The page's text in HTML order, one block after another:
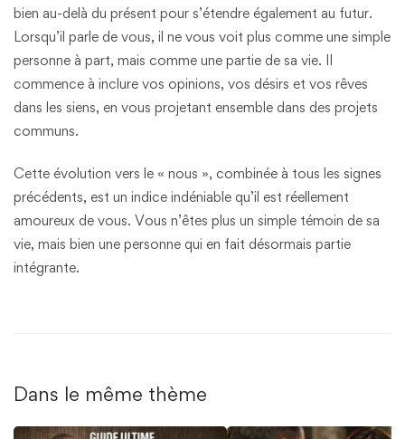
bien au-delà du présent pour s’étendre également au futur.
Lorsqu’il parle de vous, il ne vous voit plus comme une simple
personne à part, mais comme une partie de sa vie. Il
commence à inclure vos opinions, vos désirs et vos rêves
dans les siens, en vous projetant ensemble dans des projets
communs.
Cette évolution vers le « nous », combinée à tous les signes
précédents, est un indice indéniable qu’il est réellement
amoureux de vous. Vous n’êtes plus un simple témoin de sa
vie, mais bien une personne qui en fait désormais partie
intégrante.
Dans le même thème